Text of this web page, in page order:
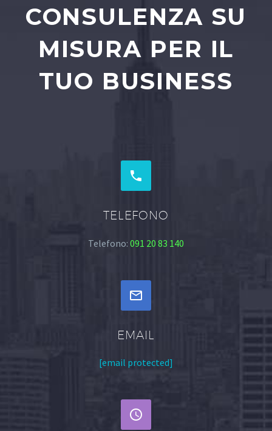
CONSULENZA SU
MISURA PER IL
TUO BUSINESS


TELEFONO
Telefono: 091 20 83 140


EMAIL
[email protected]

